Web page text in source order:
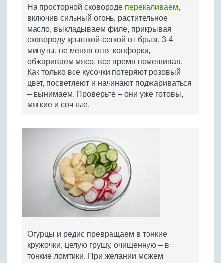
На просторной сковороде перекаливаем,
включив сильный огонь, растительное
масло, выкладываем филе, прикрывая
сковороду крышкой-сеткой от брызг, 3-4
минуты, не меняя огня конфорки,
обжариваем мясо, все время помешивая.
Как только все кусочки потеряют розовый
цвет, посветлеют и начинают поджариваться
– вынимаем. Проверьте – они уже готовы,
мягкие и сочные.
Огурцы и редис превращаем в тонкие
кружочки, целую грушу, очищенную – в
тонкие ломтики. При желании можем